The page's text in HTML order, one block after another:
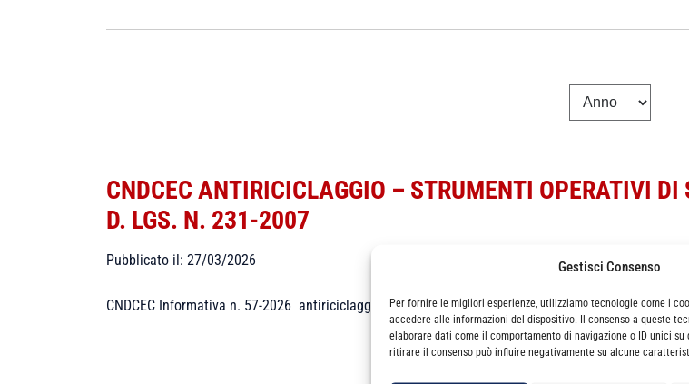
Gestisci Consenso
Per fornire le migliori esperienze, utilizziamo tecnologie come i
accedere alle informazioni del dispositivo. Il consenso a queste
elaborare dati come il comportamento di navigazione o ID unici
ritirare il consenso può influire negativamente su alcune
CNDCEC ANTIRICICLAGGIO – STRUMENTI OPERATIVI
D. LGS. N. 231-2007
Pubblicato il: 27/03/2026
CNDCEC Informativa n. 57-2026 antiriciclaggio – Strumenti operativi di supporto agli